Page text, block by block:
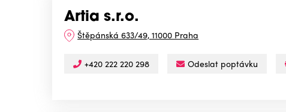
Artia s.r.o.
Štěpánská 633/49, 11000 Praha
+420 222 220 298 Odeslat poptávku